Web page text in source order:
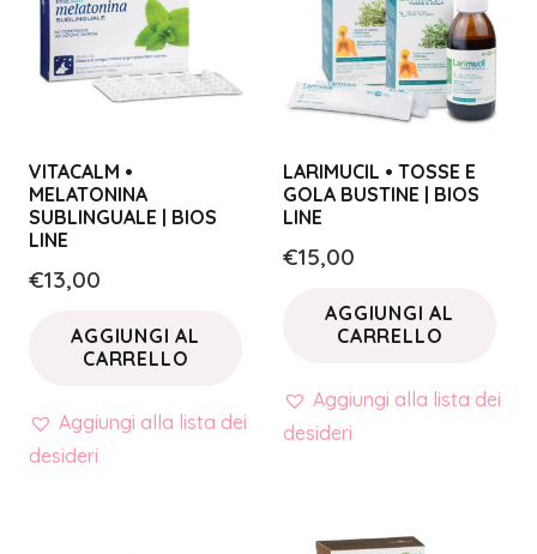
VITACALM •
MELATONINA
SUBLINGUALE | BIOS
LINE
€13,00
AGGIUNGI AL
CARRELLO
Aggiungi alla lista dei
desideri
LARIMUCIL • TOSSE E
GOLA BUSTINE | BIOS
LINE
€15,00
AGGIUNGI AL
CARRELLO
Aggiungi alla lista dei
desideri